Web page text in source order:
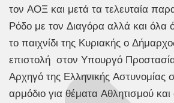
τον ΑΟΞ και μετά τα τελευταία
Ρόδο με τον Διαγόρα αλλά και όλα
το παιχνίδι της Κυριακής ο
επιστολή στον Υπουργό
Αρχηγό της Ελληνικής Αστυνομίας
αρμόδιο για θέματα Αθλητισμού και